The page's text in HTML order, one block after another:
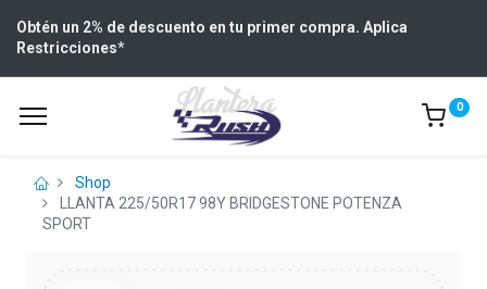
Obtén un 2% de descuento en tu primer compra. Aplica
Restricciones*
0
Shop
LLANTA 225/50R17 98Y BRIDGESTONE POTENZA
SPORT